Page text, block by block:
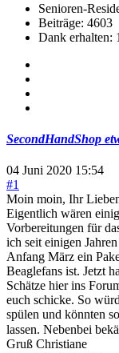
Senioren-
Beiträge: 4603
Dank erhalten:
SecondHandShop
04 Juni 2020 15:54
#1
Moin moin, Ihr
Eigentlich wären
Vorbereitungen für
ich seit einigen
Anfang März ein
Beaglefans ist. Jetzt
Schätze hier ins
euch schicke. So
spülen und könnten
lassen. Nebenbei
Gruß Christiane